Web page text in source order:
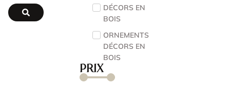
DÉCORS EN
BOIS
ORNEMENTS
DÉCORS EN
BOIS
Prix